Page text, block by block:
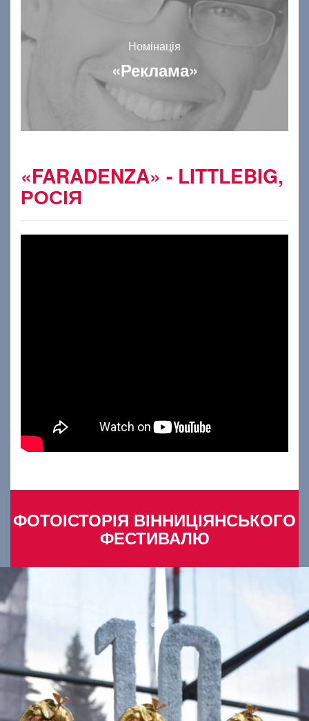
Номінація
«Реклама»
«FARADENZA» - LITTLEBIG,
РОСІЯ
ФОТОІСТОРІЯ ВІННИЦІЯНСЬКОГО
ФЕСТИВАЛЮ